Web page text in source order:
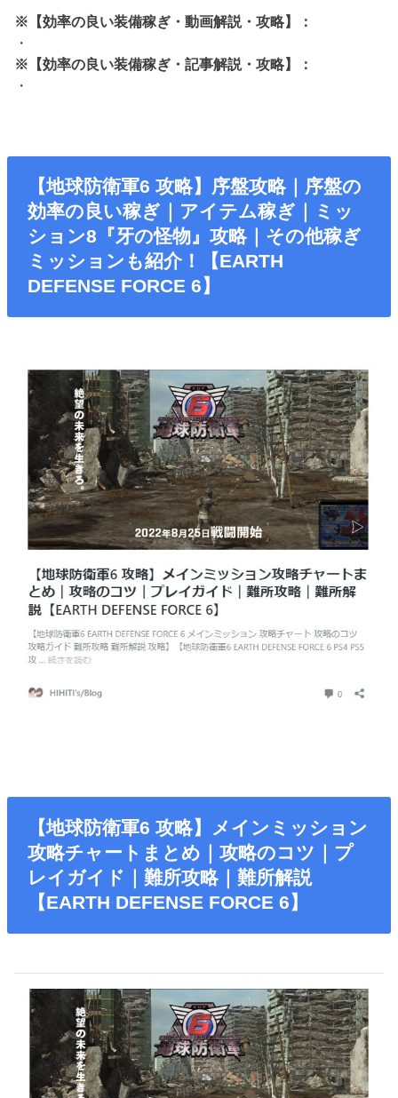
※【効率の良い装備稼ぎ・動画解説・攻略】：
・
※【効率の良い装備稼ぎ・記事解説・攻略】：
・
【地球防衛軍6 攻略】序盤攻略｜序盤の
効率の良い稼ぎ｜アイテム稼ぎ｜ミッ
ション8『牙の怪物』攻略｜その他稼ぎ
ミッションも紹介！【EARTH
DEFENSE FORCE 6】
【地球防衛軍6 攻略】メインミッション
攻略チャートまとめ｜攻略のコツ｜プ
レイガイド｜難所攻略｜難所解説
【EARTH DEFENSE FORCE 6】